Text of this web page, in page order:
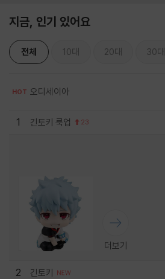
지금, 인기 있어요
전체 10대 20대 30대
HOT 오디세이아
1 긴토키 룩업 23
더보기
2 긴토키